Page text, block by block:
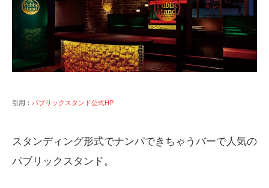
引用： パブリックスタンド公式HP
スタンディング形式でナンパできちゃうバーで人気の
パブリックスタンド。